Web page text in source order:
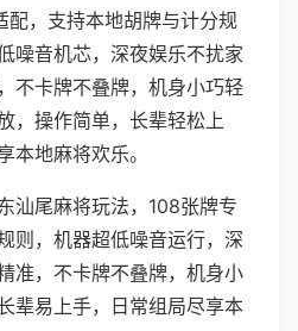
配，支持本地胡牌与计分规
噪音机芯，深夜娱乐不扰家
不卡牌不叠牌，机身小巧轻
，操作简单，长辈轻松上
本地麻将欢乐。
汕尾麻将玩法，108张牌专
则，机器超低噪音运行，深
准，不卡牌不叠牌，机身小
辈易上手，日常组局尽享本